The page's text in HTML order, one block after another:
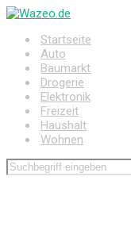
Zum
springenStartseite
Auto
Baumarkt
Drogerie
Elektronik
Freizeit
Haushalt
Wohnen